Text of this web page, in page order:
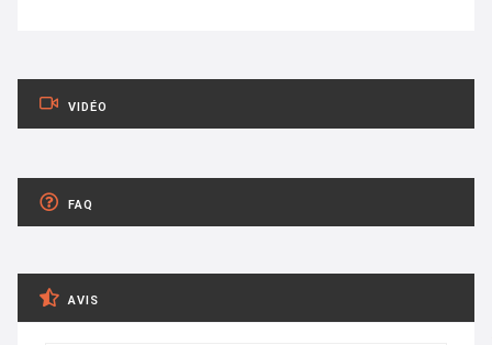
VIDÉO
FAQ
AVIS